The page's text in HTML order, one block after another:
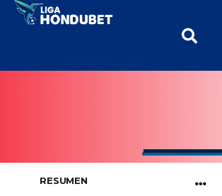
RESUMEN